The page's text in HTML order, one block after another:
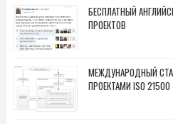
БЕСПЛАТНЫЙ
ПРОЕКТОВ
МЕЖДУНАРОДНЫЙ
ПРОЕКТАМИ ISO 21500